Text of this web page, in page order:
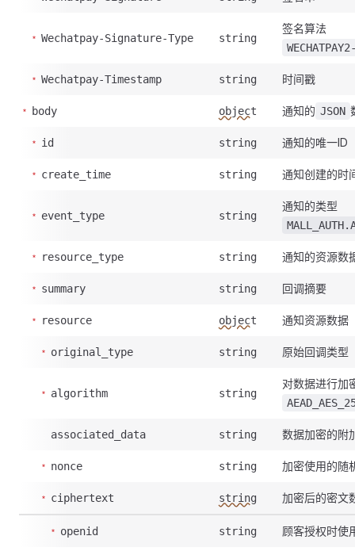
Wechatpay-Signature-Type string
签名算法
Wechatpay-Timestamp string 时间戳
body object 通知的 JSON
id string 通知的唯一ID
create_time string 通知创建的时
event_type string
通知的类型
resource_type string 通知的资源数
summary string 回调摘要
resource object 通知资源数据
original_type string 原始回调类型
algorithm string
对数据进行加
associated_data string 数据加密的附
nonce string 加密使用的随
ciphertext string 加密后的密文
openid string 顾客授权时使